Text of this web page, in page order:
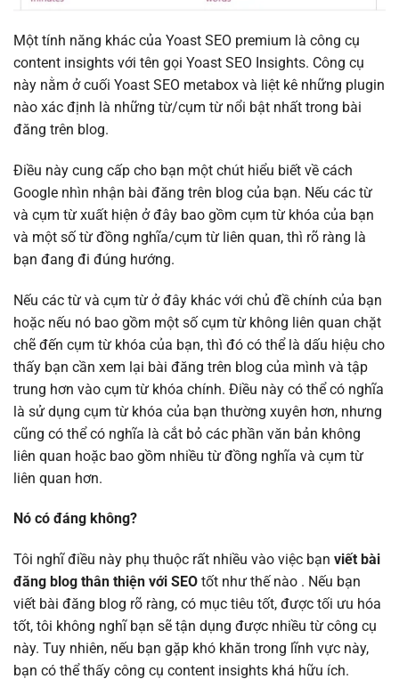
Một tính năng khác của Yoast SEO premium là công cụ
content insights với tên gọi Yoast SEO Insights. Công cụ
này nằm ở cuối Yoast SEO metabox và liệt kê những plugin
nào xác định là những từ/cụm từ nổi bật nhất trong bài
đăng trên blog.
Điều này cung cấp cho bạn một chút hiểu biết về cách
Google nhìn nhận bài đăng trên blog của bạn. Nếu các từ
và cụm từ xuất hiện ở đây bao gồm cụm từ khóa của bạn
và một số từ đồng nghĩa/cụm từ liên quan, thì rõ ràng là
bạn đang đi đúng hướng.
Nếu các từ và cụm từ ở đây khác với chủ đề chính của bạn
hoặc nếu nó bao gồm một số cụm từ không liên quan chặt
chẽ đến cụm từ khóa của bạn, thì đó có thể là dấu hiệu cho
thấy bạn cần xem lại bài đăng trên blog của mình và tập
trung hơn vào cụm từ khóa chính. Điều này có thể có nghĩa
là sử dụng cụm từ khóa của bạn thường xuyên hơn, nhưng
cũng có thể có nghĩa là cắt bỏ các phần văn bản không
liên quan hoặc bao gồm nhiều từ đồng nghĩa và cụm từ
liên quan hơn.
Nó có đáng không?
Tôi nghĩ điều này phụ thuộc rất nhiều vào việc bạn viết bài
đăng blog thân thiện với SEO tốt như thế nào . Nếu bạn
viết bài đăng blog rõ ràng, có mục tiêu tốt, được tối ưu hóa
tốt, tôi không nghĩ bạn sẽ tận dụng được nhiều từ công cụ
này. Tuy nhiên, nếu bạn gặp khó khăn trong lĩnh vực này,
bạn có thể thấy công cụ content insights khá hữu ích.